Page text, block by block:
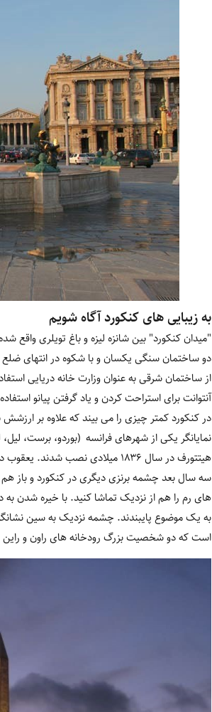
به زیبایی های کنکورد آگاه شویم
"میدان کنکورد" بین شانزه لیزه و باغ تویلری واقع
دو ساختمان سنگی یکسان و با شکوه در انتهای ضلع
از ساختمان شرقی به عنوان وزارت خانه دریایی
آنتوانت برای استراحت کردن و یاد گرفتن پیانو
در کنکورد کمتر چیزی را می بیند که علاوه بر
نمایانگر یکی از شهرهای فرانسه (بوردو، برست،
هیتتورف در سال ۱۸۳۶ میلادی
سه سال بعد چشمه برنزی دیگری در کنکورد و باز هم
های رم را هم از نزدیک تماشا کنید. با خیره شدن
به یک موضوع پایبندند. چشمه نزدیک به سین
است که دو شخصیت بزرگ رودخانه های راون و